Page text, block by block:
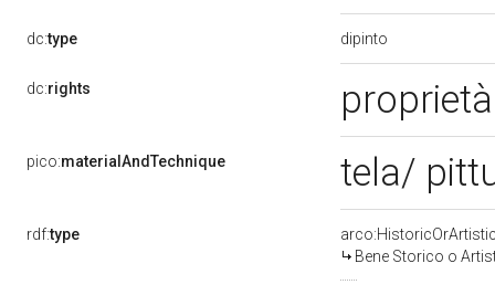
dc:type dipinto
dc:rights
pico:materialAndTechnique tela/
rdf:type
Bene Storico o